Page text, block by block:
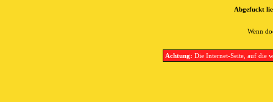
Abgefuckt
Wenn
Achtung: Die Internet-Seite, auf die